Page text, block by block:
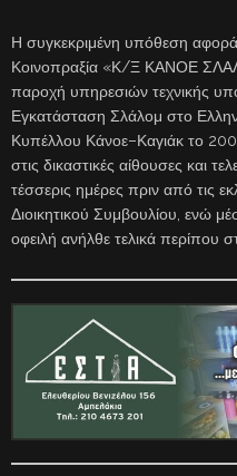
Η συγκεκριμένη υπόθεση
Κοινοπραξία «Κ/Ξ ΚΑΝΟΕ
παροχή υπηρεσιών τεχνικής
Εγκατάσταση Σλάλομ στο
Κυπέλλου Κάνοε–Καγιάκ το
στις δικαστικές αίθουσες και
τέσσερις ημέρες πριν από τις
Διοικητικού Συμβουλίου, ενώ
οφειλή ανήλθε τελικά περίπου